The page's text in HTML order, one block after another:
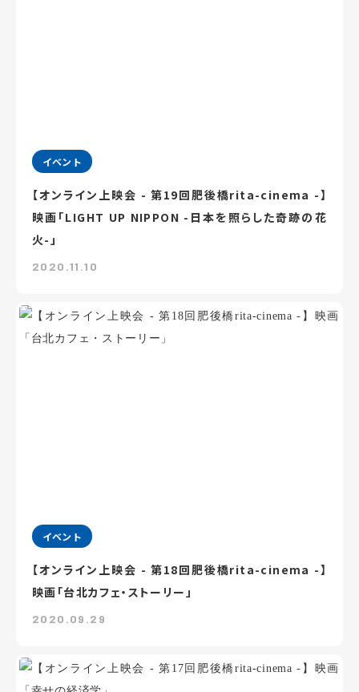
イベント
【オンライン上映会 - 第19回肥後橋rita-cinema -】
映画「LIGHT UP NIPPON -日本を照らした奇跡の花
火-」
2020.11.10
イベント
【オンライン上映会 - 第18回肥後橋rita-cinema -】
映画「台北カフェ・ストーリー」
2020.09.29